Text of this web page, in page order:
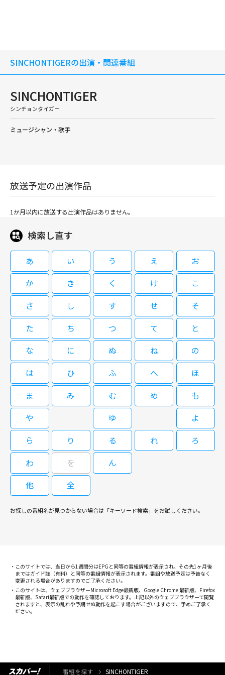
SINCHONTIGERの出演・関連番組
SINCHONTIGER
シンチョンタイガー
ミュージシャン・歌手
放送予定の出演作品
1か月以内に放送する出演作品はありません。
検索し直す
あ い う え
お
か
き く け
こ
さ
し す せ
そ
た
ち つ て
と
な
に ぬ ね
の
は
ひ ふ へ
ほ
ま
み む め
も
や
ゆ
よ
ら
り る れ
ろ
わ
を
ん
他
全
お探しの番組名が見つからない場合は「キーワード検索」をお試しください。
このサイトでは、当日から1週間分はEPGと同等の番組情報が表示され、その先1ヶ月後
まではガイド誌（有料）と同等の番組情報が表示されます。番組や放送予定は予告なく
変更される場合がありますのでご了承ください。
このサイトは、ウェブブラウザーMicrosoft Edge最新版、Google Chrome 最新版、Firefox
最新版、Safari最新版での動作を確認しております。上記以外のウェブブラウザーで閲覧
されますと、表示の乱れや予期せぬ動作を起こす場合がございますので、予めご了承く
ださい。
番組を探す SINCHONTIGER